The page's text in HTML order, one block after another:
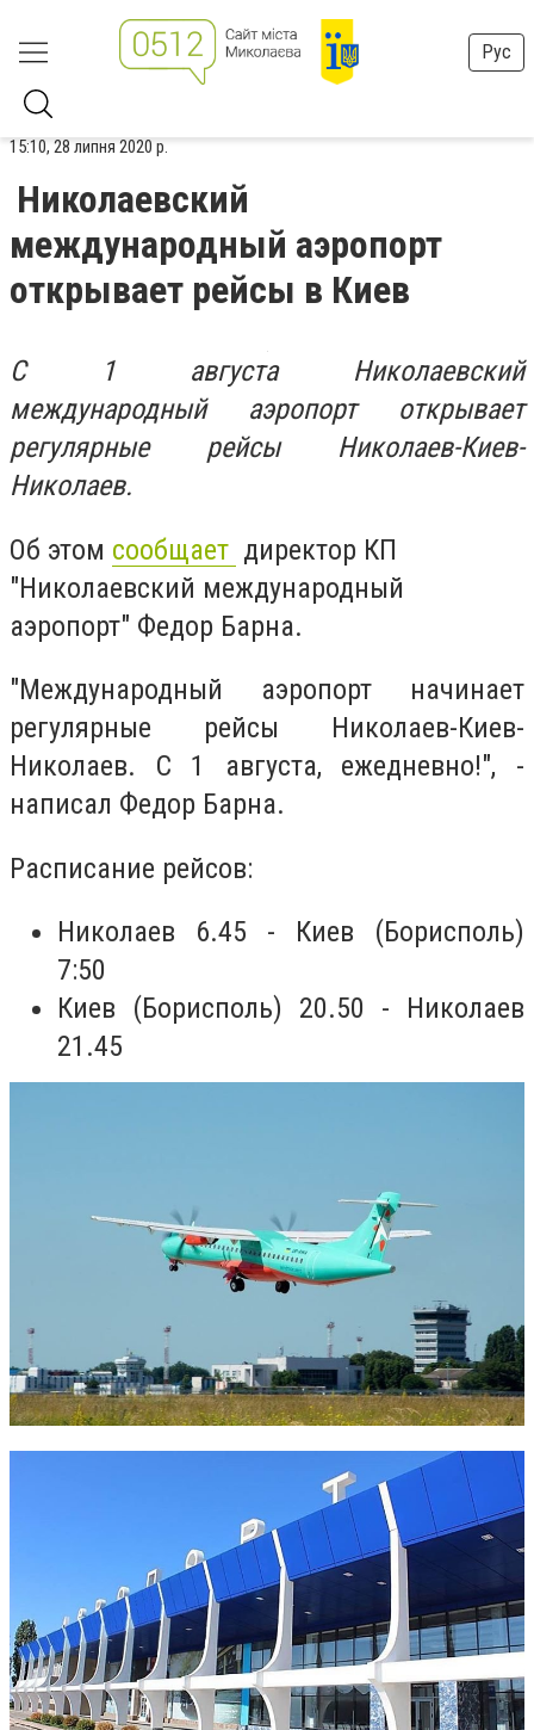
Рус
15:10, 28 липня 2020 р.
Николаевский
международный аэропорт
открывает рейсы в Киев
С 1 августа Николаевский
международный аэропорт открывает
регулярные рейсы Николаев-Киев-
Николаев.
Об этом сообщает директор КП
"Николаевский международный
аэропорт" Федор Барна.
"Международный аэропорт начинает
регулярные рейсы Николаев-Киев-
Николаев. С 1 августа, ежедневно!", -
написал Федор Барна.
Расписание рейсов:
Николаев 6.45 - Киев (Борисполь)
7:50
Киев (Борисполь) 20.50 - Николаев
21.45